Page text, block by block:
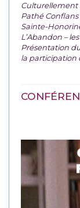
Culturellement
Pathé
Sainte-
L’Abandon –
Présentation
la participation